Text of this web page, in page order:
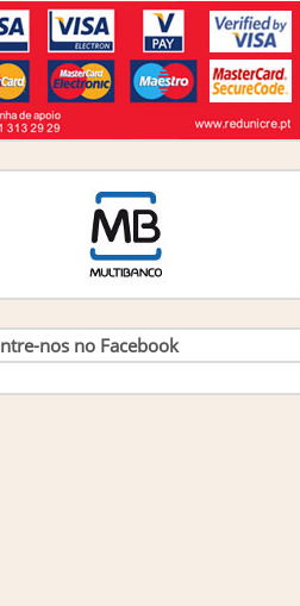
Marques(1)
Mestre(1)
Alberto Santos
(1)
Ferreira Gomes
(1)
Lopez Navaza(1)
Lopez Navaza E Ma. Angeles Lopez
(1)
Rodrigues,Antonio Oliveira E Nuno
Bastos Neves (1)
Sarmento e Sandra Ribeiro
(1)
de vários(1)
Lúcio Miguel Correia e Rosalía
Pradill(1)
nos no Facebook